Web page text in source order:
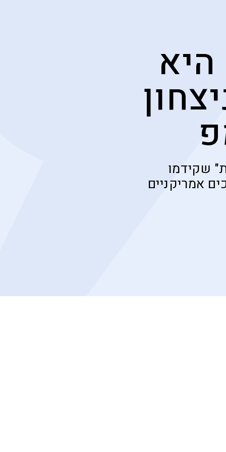
שקידמו
אמריקניים